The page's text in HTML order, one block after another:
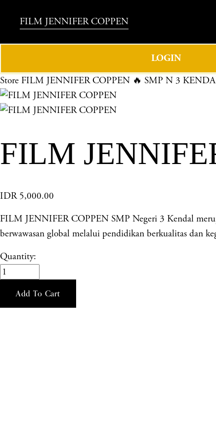
FILM JENNIFER COPPEN
LOGIN
Store FILM JENNIFER COPPEN 🔥 SMP N 3
FILM
IDR 5,000.00
FILM JENNIFER COPPEN SMP Negeri 3 Kendal
berwawasan global melalui pendidikan berkualitas dan
Quantity:
Add To Cart